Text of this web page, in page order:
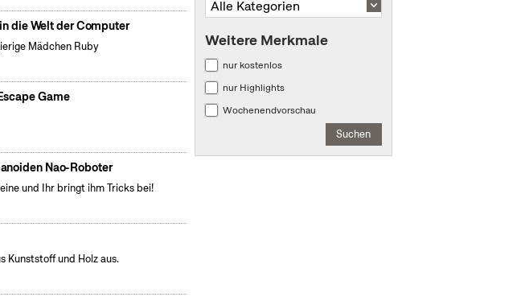
die Welt der Computer
Mädchen Ruby
Game
Nao-Roboter
und Ihr bringt ihm Tricks bei!
Kunststoff und Holz aus.
Weitere Merkmale
nur kostenlos
nur Highlights
Wochenendvorschau
Suchen